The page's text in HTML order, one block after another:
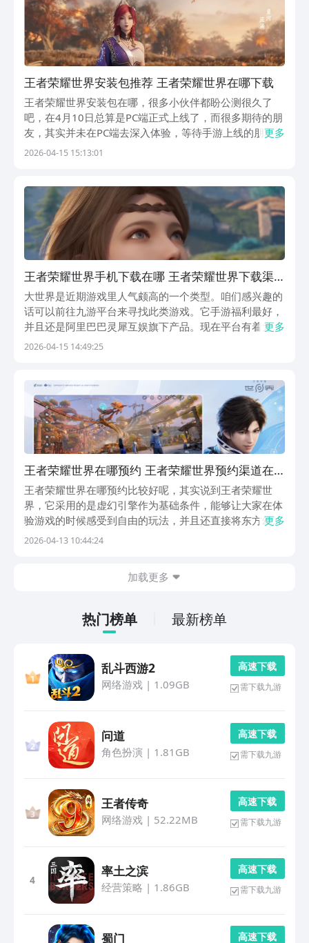
王者荣耀世界安装包推荐 王者荣耀世界在哪下载
王者荣耀世界安装包在哪，很多小伙伴都盼公测很久了
吧，在4月10日总算是PC端正式上线了，而很多期待的朋
友，其实并未在PC端去深入体验，等待手游上线的朋友也
有不少，那这个作品到底值不值得入坑，好不好玩，本篇
更多
2026-04-15 15:13:01
王者荣耀世界手机下载在哪 王者荣耀世界下载渠
道推荐
大世界是近期游戏里人气颇高的一个类型。咱们感兴趣的
话可以前往九游平台来寻找此类游戏。它手游福利最好，
并且还是阿里巴巴灵犀互娱旗下产品。现在平台有着大量
礼包可领取。王者荣耀世界手机下载在哪？在了解这游戏
载》》》》...
更多
2026-04-15 14:49:25
王者荣耀世界在哪预约 王者荣耀世界预约渠道在
哪里
王者荣耀世界在哪预约比较好呢，其实说到王者荣耀世
界，它采用的是虚幻引擎作为基础条件，能够让大家在体
验游戏的时候感受到自由的玩法，并且还直接将东方幻想
美学有效地结合，所以大家在体验之前就想要了解它的预
更多
2026-04-13 10:44:24
加载更多
热门榜单 最新榜单
乱斗西游2
网络游戏| 1.09GB
高 速 下 载
需下载九游
问道
角色扮演 | 1.81GB
高 速 下 载
需下载九游
王者传奇
网络游戏| 52.22MB
高 速 下 载
需下载九游
4
率土之滨
经营策略 | 1.86GB
高 速 下 载
需下载九游
蜀门 高 速 下 载